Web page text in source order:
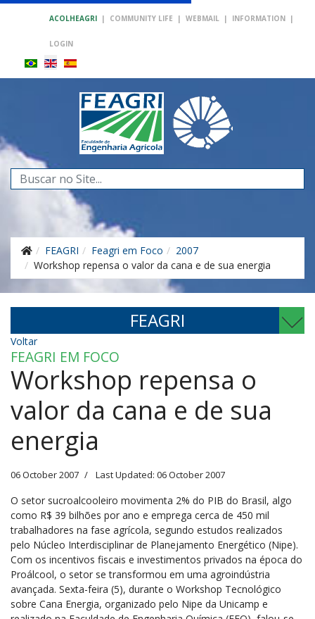
ACOLHEAGRI | COMMUNITY LIFE | WEBMAIL | INFORMATION |
LOGIN
Search
...
FEAGRI Feagri em Foco
2007
Workshop repensa o valor da cana e de sua energia
FEAGRI
Voltar
FEAGRI EM FOCO
Workshop repensa o
valor da cana e de sua
energia
06 October 2007 Last Updated: 06 October 2007
O setor sucroalcooleiro movimenta 2% do PIB do Brasil, algo
como R$ 39 bilhões por ano e emprega cerca de 450 mil
trabalhadores na fase agrícola, segundo estudos realizados
pelo Núcleo Interdisciplinar de Planejamento Energético (Nipe).
Com os incentivos fiscais e investimentos privados na época do
Proálcool, o setor se transformou em uma agroindústria
avançada. Sexta-feira (5), durante o Workshop Tecnológico
sobre Cana Energia, organizado pelo Nipe da Unicamp e